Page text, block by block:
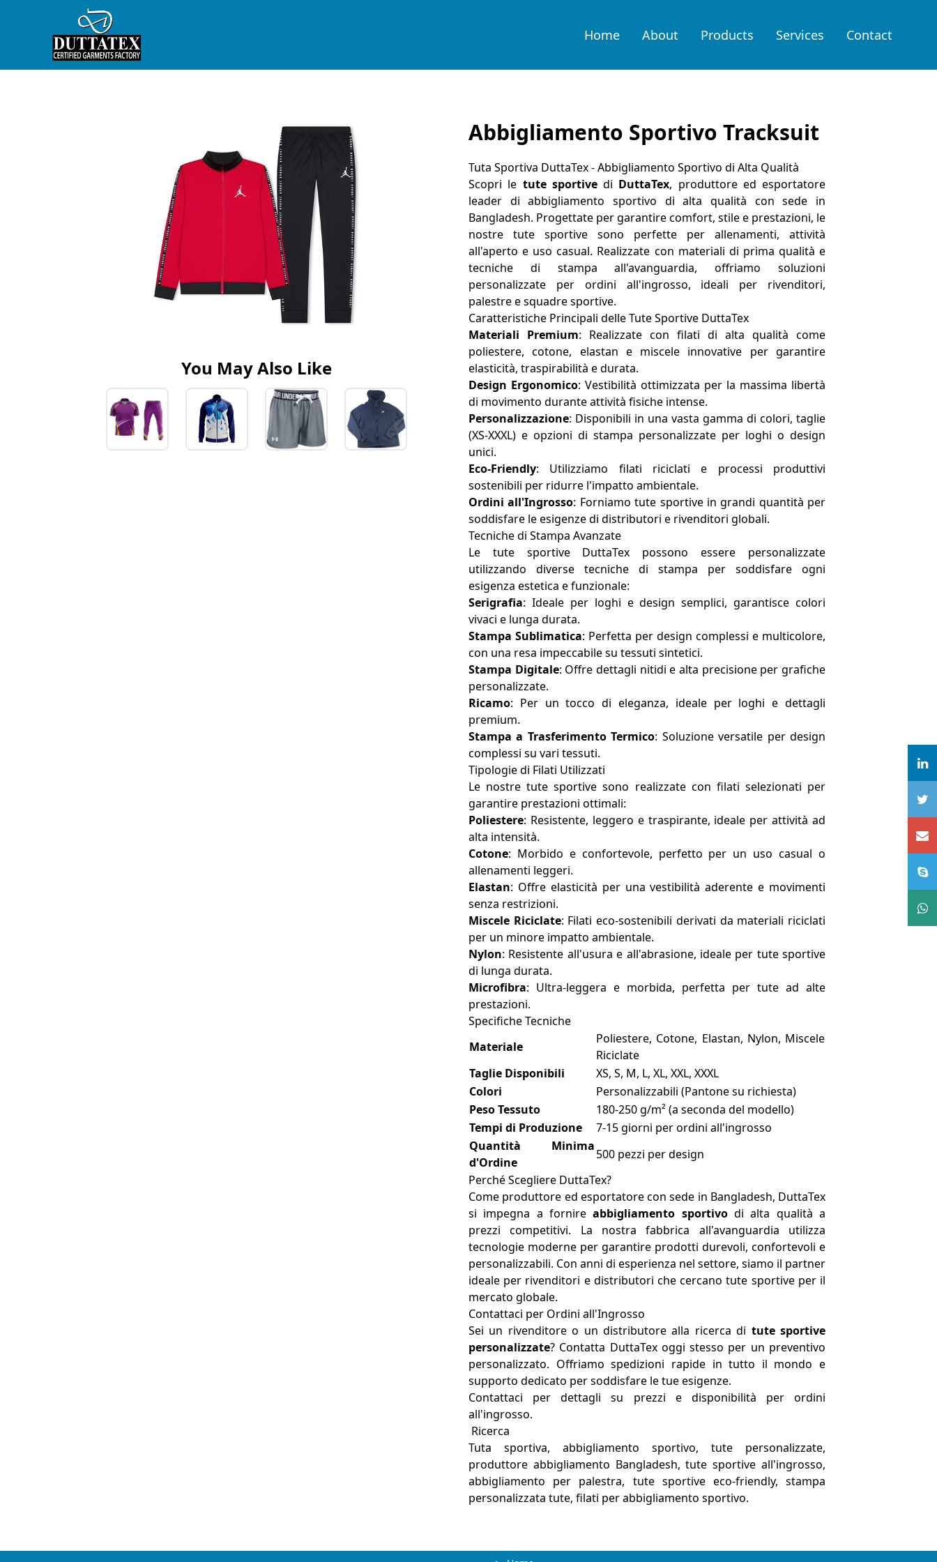
Home About Products Services Contact
You May Also Like
Abbigliamento Sportivo Tracksuit
Tuta Sportiva DuttaTex - Abbigliamento Sportivo di Alta Qualità
Scopri le tute sportivedi DuttaTex, produttore ed esportatore
leader di abbigliamento sportivo di alta qualità con sede in
Bangladesh. Progettate per garantire comfort, stile e prestazioni, le
nostre tute sportive sono perfette per allenamenti, attività
all'aperto e uso casual. Realizzate con materiali di prima qualità e
tecniche di stampa all'avanguardia, offriamo soluzioni
personalizzate per ordini all'ingrosso, ideali per rivenditori,
palestre e squadre sportive.
Caratteristiche Principali delle Tute Sportive DuttaTex
Materiali Premium: Realizzate con filati di alta qualità come
poliestere, cotone, elastan e miscele innovative per garantire
elasticità, traspirabilità e durata.
Design Ergonomico: Vestibilità ottimizzata per la massima libertà
di movimento durante attività fisiche intense.
Personalizzazione: Disponibili in una vasta gamma di colori, taglie
(XS-XXXL) e opzioni di stampa personalizzate per loghi o design
unici.
Eco-Friendly: Utilizziamo filati riciclati e processi produttivi
sostenibili per ridurre l'impatto ambientale.
Ordini all'Ingrosso: Forniamo tute sportive in grandi quantità per
soddisfare le esigenze di distributori e rivenditori globali.
Tecniche di Stampa Avanzate
Le tute sportive DuttaTex possono essere personalizzate
utilizzando diverse tecniche di stampa per soddisfare ogni
esigenza estetica e funzionale:
Serigrafia: Ideale per loghi e design semplici, garantisce colori
vivaci e lunga durata.
Stampa Sublimatica: Perfetta per design complessi e multicolore,
con una resa impeccabile su tessuti sintetici.
Stampa Digitale: Offre dettagli nitidi e alta precisione per grafiche
personalizzate.
Ricamo: Per un tocco di eleganza, ideale per loghi e dettagli
premium.
Stampa a Trasferimento Termico: Soluzione versatile per design
complessi su vari tessuti.
Tipologie di Filati Utilizzati
Le nostre tute sportive sono realizzate con filati selezionati per
garantire prestazioni ottimali:
Poliestere: Resistente, leggero e traspirante, ideale per attività ad
alta intensità.
Cotone: Morbido e confortevole, perfetto per un uso casual o
allenamenti leggeri.
Elastan: Offre elasticità per una vestibilità aderente e movimenti
senza restrizioni.
Miscele Riciclate: Filati eco-sostenibili derivati da materiali riciclati
per un minore impatto ambientale.
Nylon: Resistente all'usura e all'abrasione, ideale per tute sportive
di lunga durata.
Microfibra: Ultra-leggera e morbida, perfetta per tute ad alte
prestazioni.
Specifiche Tecniche
Materiale
Poliestere, Cotone, Elastan, Nylon, Miscele
Riciclate
Taglie Disponibili
XS, S, M, L, XL, XXL, XXXL
Colori
Personalizzabili (Pantone su richiesta)
Peso Tessuto
180-250 g/m² (a seconda del modello)
Tempi di Produzione
7-15 giorni per ordini all'ingrosso
Quantità Minima
d'Ordine
500 pezzi per design
Perché Scegliere DuttaTex?
Come produttore ed esportatore con sede in Bangladesh, DuttaTex
si impegna a fornireabbigliamento sportivodi alta qualità a
prezzi competitivi. La nostra fabbrica all'avanguardia utilizza
tecnologie moderne per garantire prodotti durevoli, confortevoli e
personalizzabili. Con anni di esperienza nel settore, siamo il partner
ideale per rivenditori e distributori che cercano tute sportive per il
mercato globale.
Contattaci per Ordini all'Ingrosso
Sei un rivenditore o un distributore alla ricerca di tute sportive
personalizzate? Contatta DuttaTex oggi stesso per un preventivo
personalizzato. Offriamo spedizioni rapide in tutto il mondo e
supporto dedicato per soddisfare le tue esigenze.
Contattaci per dettagli su prezzi e disponibilità per ordini
all'ingrosso.
Ricerca
Tuta sportiva, abbigliamento sportivo, tute personalizzate,
produttore abbigliamento Bangladesh, tute sportive all'ingrosso,
abbigliamento per palestra, tute sportive eco-friendly, stampa
personalizzata tute, filati per abbigliamento sportivo.